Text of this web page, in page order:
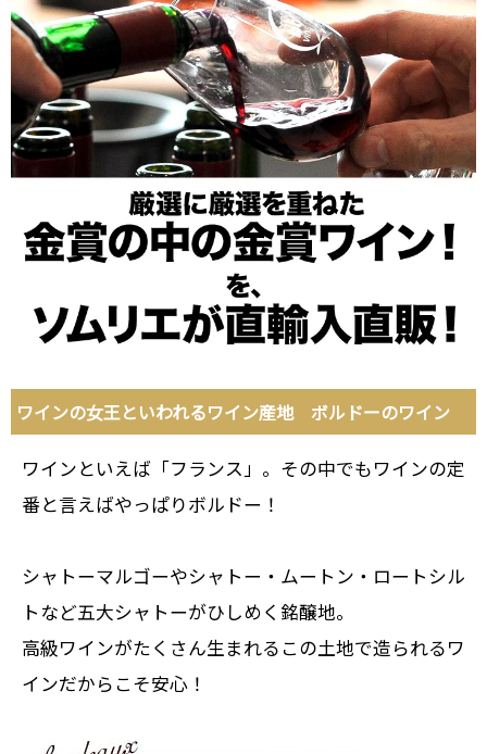
ワインの女王といわれるワイン産地 ボルドーのワイン
ワインといえば「フランス」。その中でもワインの定
番と言えばやっぱりボルドー！
シャトーマルゴーやシャトー・ムートン・ロートシル
トなど五大シャトーがひしめく銘醸地。
高級ワインがたくさん生まれるこの土地で造られるワ
インだからこそ安心！